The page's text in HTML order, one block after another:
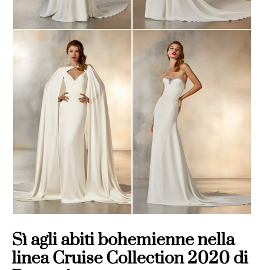
Sì agli abiti bohemienne nella
linea Cruise Collection 2020 di